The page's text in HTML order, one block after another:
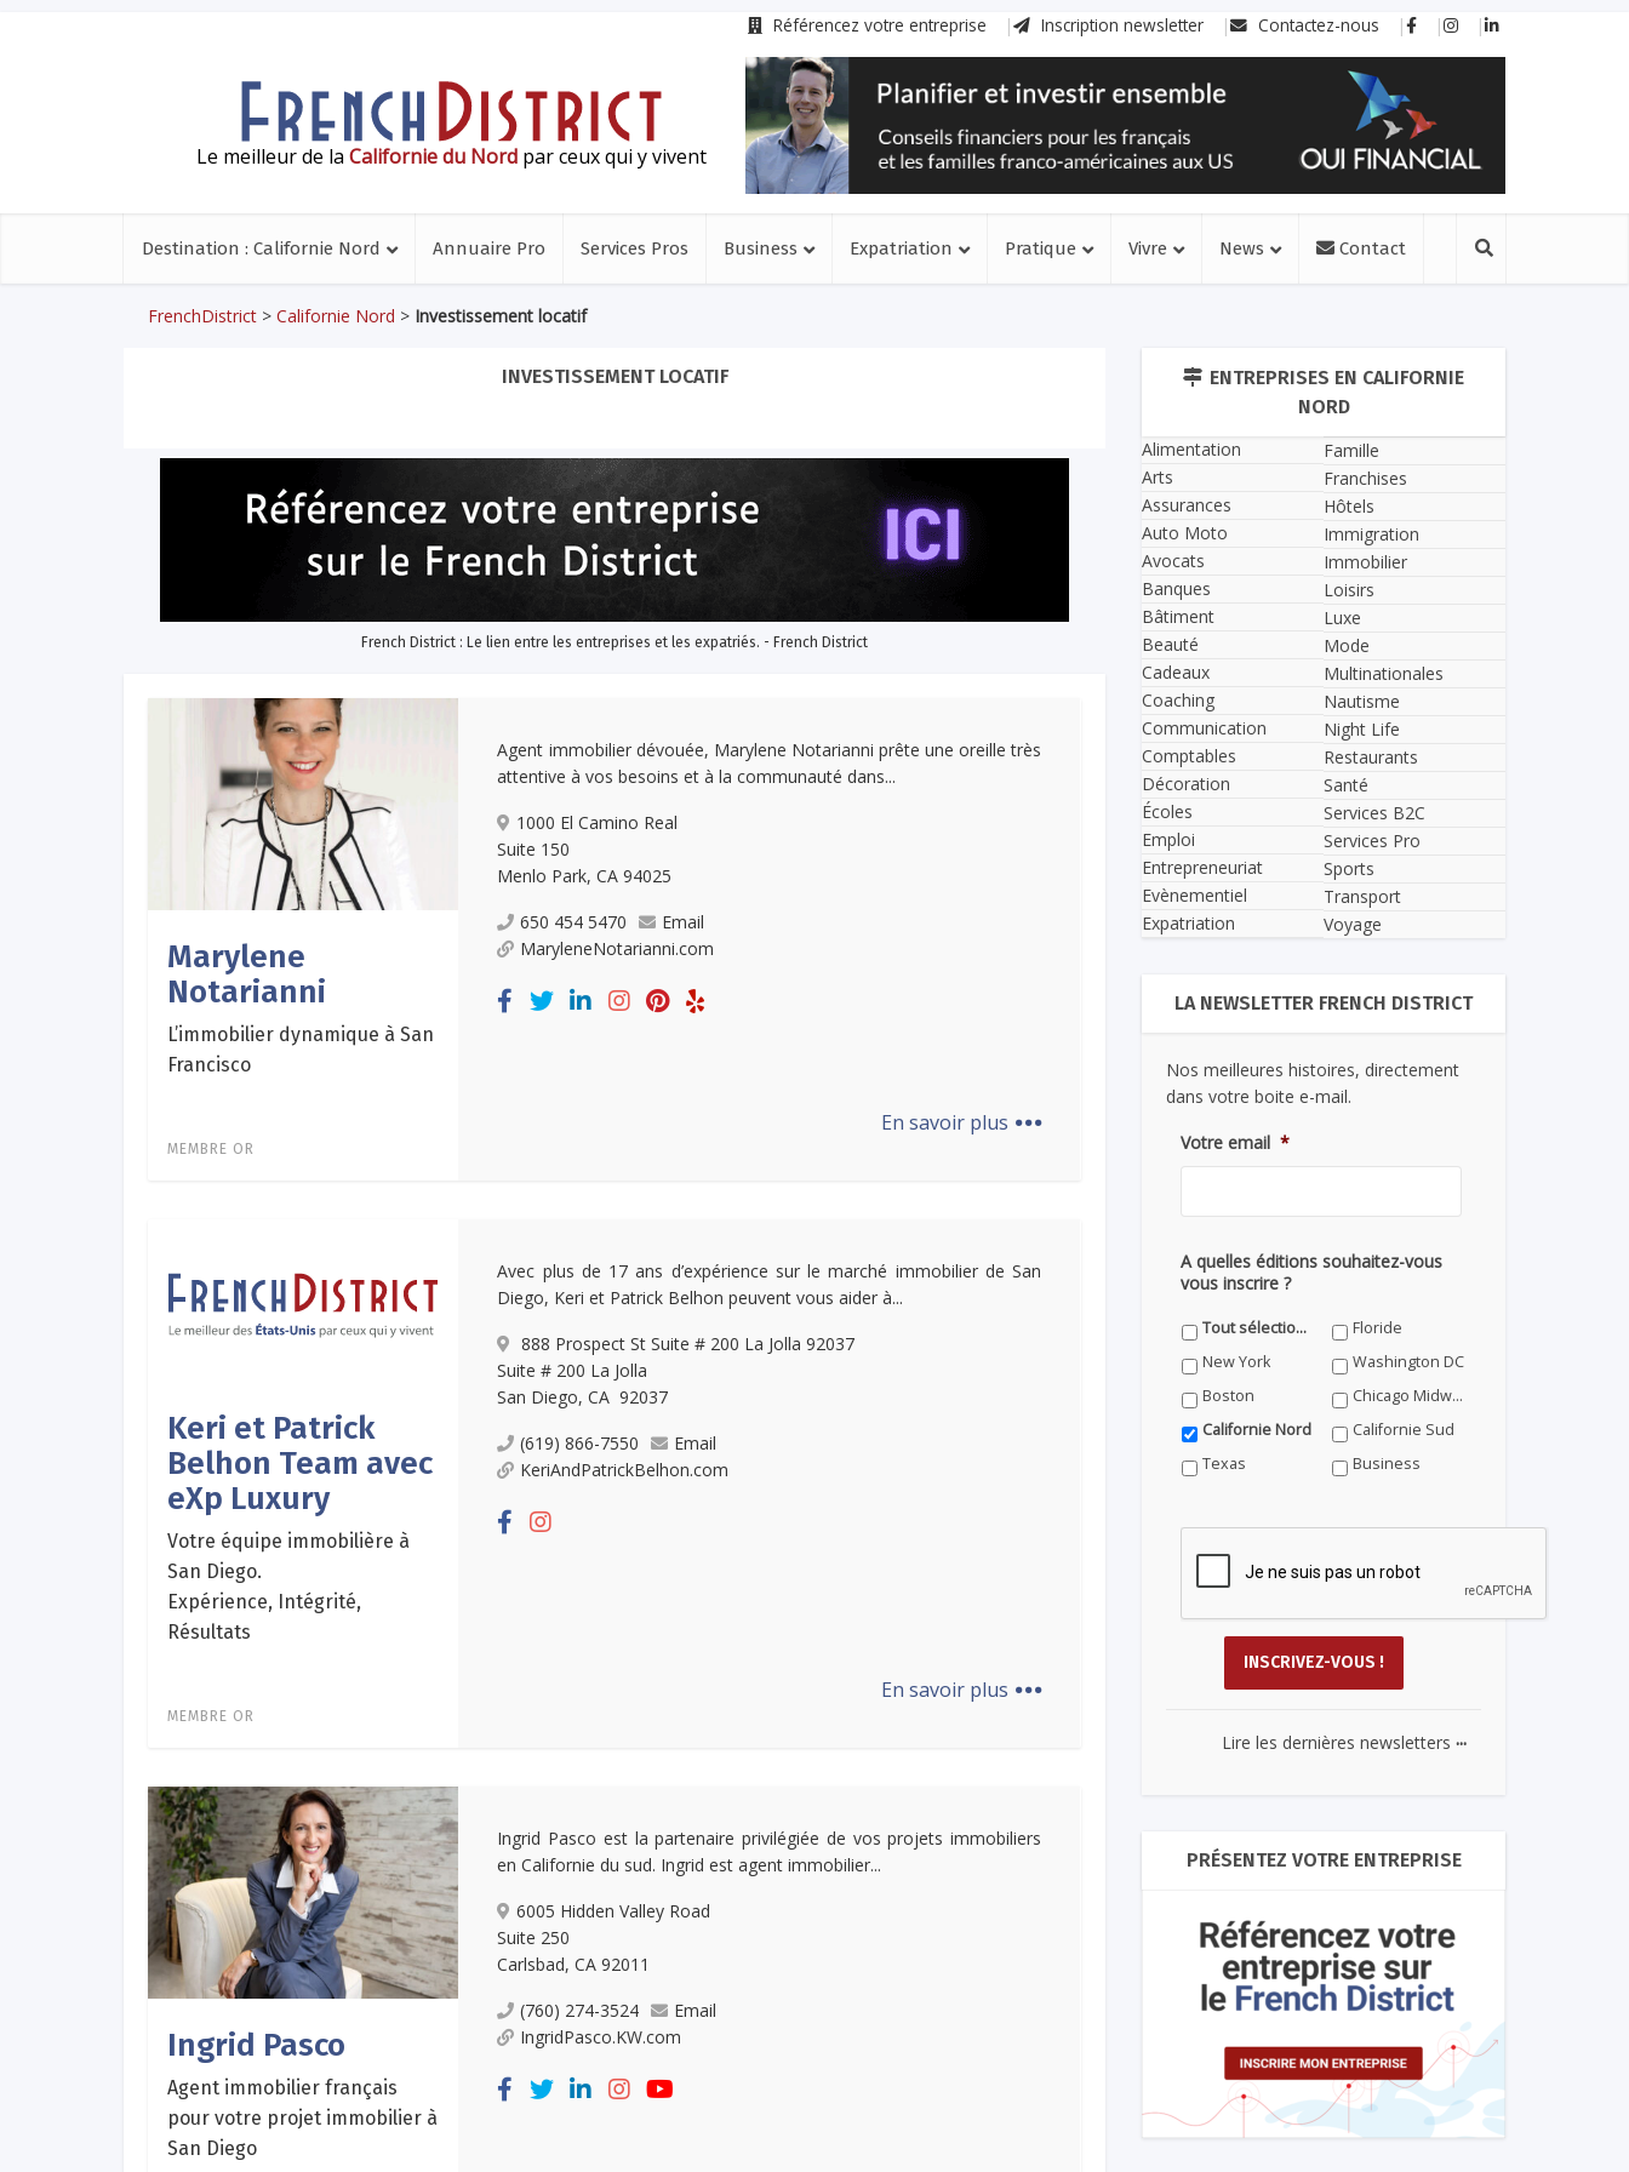
Référencez votre entreprise Inscription newsletter Contactez-nous
Le meilleur de la Californie du Nord par ceux qui y vivent
Destination : Californie Nord Annuaire Pro Services Pros Business Expatriation Pratique Vivre News Contact
FrenchDistrict > Californie Nord > Investissement locatif
INVESTISSEMENT LOCATIF
French District : Le lien entre les entreprises et les expatriés. - French District
Marylene
Notarianni
L’immobilier dynamique à San
Francisco
MEMBRE OR
Agent immobilier dévouée, Marylene Notarianni prête une oreille très
attentive à vos besoins et à la communauté dans...
1000 El Camino Real
Suite 150
Menlo Park, CA 94025
650 454 5470
Email
MaryleneNotarianni.com
En savoir plus ...
Keri et Patrick
Belhon Team avec
eXp Luxury
Votre équipe immobilière à
San Diego.
Expérience, Intégrité,
Résultats
MEMBRE OR
Avec plus de 17 ans d’expérience sur le marché immobilier de San
Diego, Keri et Patrick Belhon peuvent vous aider à...
888 Prospect St Suite # 200 La Jolla 92037
Suite # 200 La Jolla
San Diego, CA 92037
(619) 866-7550
Email
KeriAndPatrickBelhon.com
En savoir plus ...
Ingrid Pasco
Agent immobilier français
pour votre projet immobilier à
San Diego
Ingrid Pasco est la partenaire privilégiée de vos projets immobiliers
en Californie du sud. Ingrid est agent immobilier...
6005 Hidden Valley Road
Suite 250
Carlsbad, CA 92011
(760) 274-3524
Email
IngridPasco.KW.com
ENTREPRISES EN CALIFORNIE
NORD
Alimentation
Arts
Assurances
Auto Moto
Avocats
Banques
Bâtiment
Beauté
Cadeaux
Coaching
Communication
Comptables
Décoration
Écoles
Emploi
Entrepreneuriat
Evènementiel
Expatriation
Famille
Franchises
Hôtels
Immigration
Immobilier
Loisirs
Luxe
Mode
Multinationales
Nautisme
Night Life
Restaurants
Santé
Services B2C
Services Pro
Sports
Transport
Voyage
LA NEWSLETTER FRENCH DISTRICT
Nos meilleures histoires, directement
dans votre boite e-mail.
Votre email *
A quelles éditions souhaitez-vous
vous inscrire ?
Tout sélectionner
Floride
New York
Washington DC
Boston
Chicago Midwest
Californie Nord
Californie Sud
Texas
Business
Lire les dernières newsletters ...
PRÉSENTEZ VOTRE ENTREPRISE